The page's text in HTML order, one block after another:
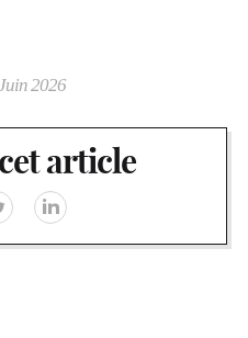
2026
article